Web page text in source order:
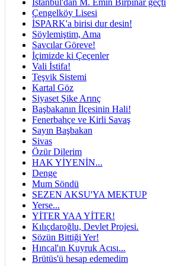
İstanbul'dan M. Emin Birpınar geçti
Çengelköy Lisesi
İSPARK'a birisi dur desin!
Söylemiştim, Ama
Savcılar Göreve!
İçimizde ki Çeçenler
Vali İstifa!
Teşvik Sistemi
Kartal Göz
Siyaset Şike Arınç
Başbakanın İlçesinin Hali!
Fenerbahçe ve Kirli Savaş
Sayın Başbakan
Sivas
Özür Dilerim
HAK YİYENİN...
Denge
Mum Söndü
SEZEN AKSU'YA MEKTUP
Yerse...
YİTER YAA YİTER!
Kılıçdaroğlu, Devlet Projesi.
Sözün Bittiği Yer!
Hıncal'ın Kuyruk Acısı...
Brütüs'ü hesap edemedim